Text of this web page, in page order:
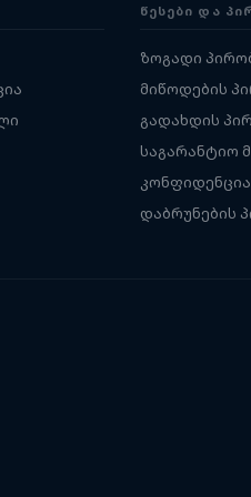
ᲬᲔᲡᲔᲑᲘ ᲓᲐ
ზოგადი
მიწოდების
გადახდის
საგარანტიო
დაბრუნების